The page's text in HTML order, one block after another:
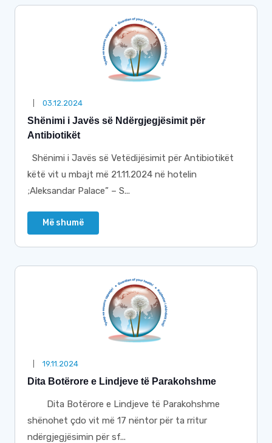
03.12.2024
Shënimi i Javës së Ndërgjegjësimit për
Antibiotikët
Shënimi i Javës së Vetëdijësimit për Antibiotikët
këtë vit u mbajt më 21.11.2024 në hotelin
;Aleksandar Palace” – S...
Më shumë
19.11.2024
Dita Botërore e Lindjeve të Parakohshme
Dita Botërore e Lindjeve të Parakohshme
shënohet çdo vit më 17 nëntor për ta rritur
ndërgjegjësimin për sf...